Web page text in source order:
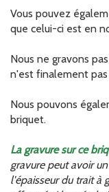
Vous pouvez
que celui-ci est en
Nous ne gravons
n'est finalement
Nous pouvons
briquet.
La gravure sur ce
gravure peut avoir
l'épaisseur du trait à